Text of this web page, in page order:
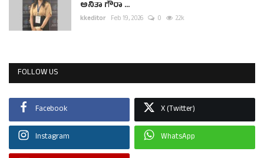
ಅನಿತಾ ಗೌರಾ ...
kkeditor Feb 19, 2026 0 2.2k
FOLLOW US
Facebook X (Twitter)
Instagram WhatsApp